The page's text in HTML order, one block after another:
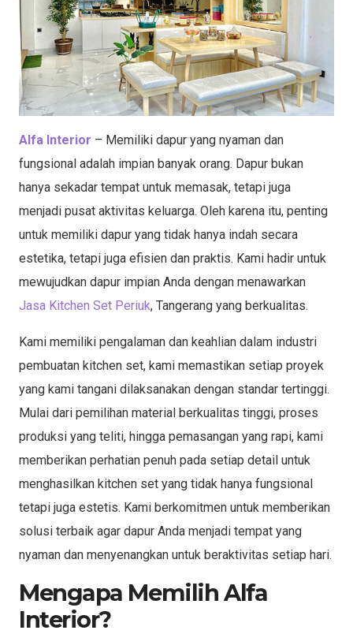
Alfa Interior – Memiliki dapur yang nyaman dan
fungsional adalah impian banyak orang. Dapur bukan
hanya sekadar tempat untuk memasak, tetapi juga
menjadi pusat aktivitas keluarga. Oleh karena itu, penting
untuk memiliki dapur yang tidak hanya indah secara
estetika, tetapi juga efisien dan praktis. Kami hadir untuk
mewujudkan dapur impian Anda dengan menawarkan
Jasa Kitchen Set Periuk, Tangerang yang berkualitas.
Kami memiliki pengalaman dan keahlian dalam industri
pembuatan kitchen set, kami memastikan setiap proyek
yang kami tangani dilaksanakan dengan standar tertinggi.
Mulai dari pemilihan material berkualitas tinggi, proses
produksi yang teliti, hingga pemasangan yang rapi, kami
memberikan perhatian penuh pada setiap detail untuk
menghasilkan kitchen set yang tidak hanya fungsional
tetapi juga estetis. Kami berkomitmen untuk memberikan
solusi terbaik agar dapur Anda menjadi tempat yang
nyaman dan menyenangkan untuk beraktivitas setiap hari.
Mengapa Memilih Alfa
Interior?